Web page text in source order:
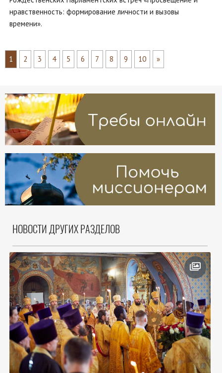
нравственность: формирование личности и вызовы
времени».
1 2 3 4 5 6 7 8 9 10 »
НОВОСТИ ДРУГИХ РАЗДЕЛОВ